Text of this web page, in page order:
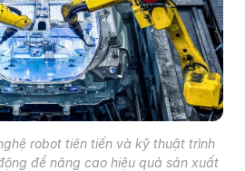
robot tiên tiến và kỹ thuật trình
để nâng cao hiệu quả sản xuất